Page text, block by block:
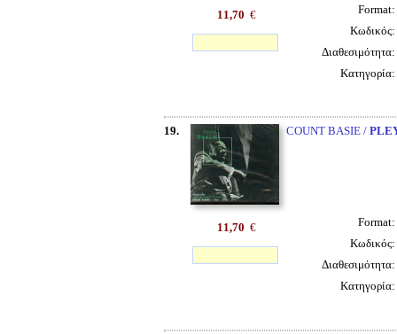
11,70 €
Format:
Κωδικός:
Διαθεσιμότητα:
Κατηγορία:
19. COUNT BASIE /
11,70 €
Format:
Κωδικός:
Διαθεσιμότητα:
Κατηγορία: